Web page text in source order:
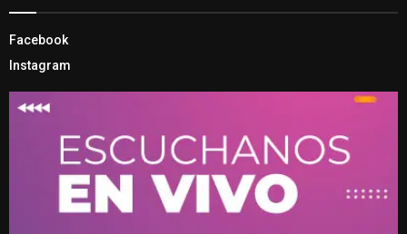
Facebook
Instagram